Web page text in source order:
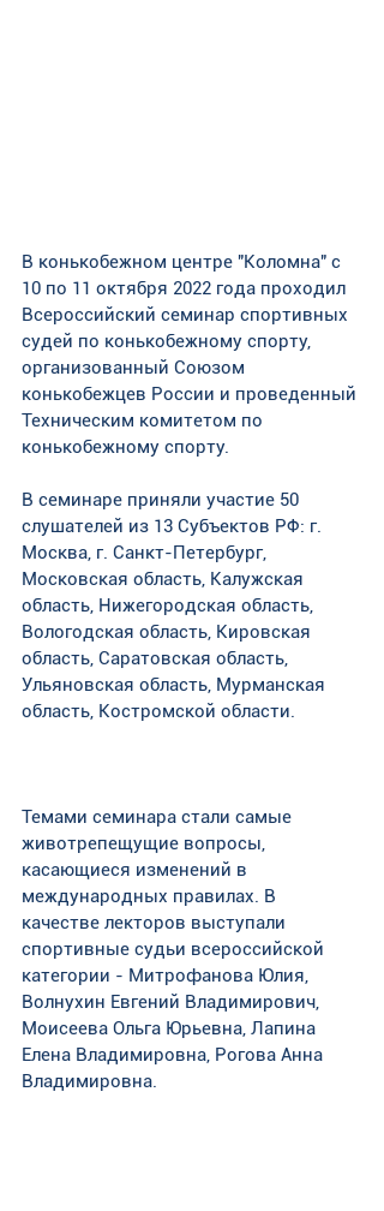
В конькобежном центре "Коломна" с
10 по 11 октября 2022 года проходил
Всероссийский семинар спортивных
судей по конькобежному спорту,
организованный Союзом
конькобежцев России и проведенный
Техническим комитетом по
конькобежному спорту.
В семинаре приняли участие 50
слушателей из 13 Субъектов РФ: г.
Москва, г. Санкт-Петербург,
Московская область, Калужская
область, Нижегородская область,
Вологодская область, Кировская
область, Саратовская область,
Ульяновская область, Мурманская
область, Костромской области.
Темами семинара стали самые
животрепещущие вопросы,
касающиеся изменений в
международных правилах. В
качестве лекторов выступали
спортивные судьи всероссийской
категории - Митрофанова Юлия,
Волнухин Евгений Владимирович,
Моисеева Ольга Юрьевна, Лапина
Елена Владимировна, Рогова Анна
Владимировна.